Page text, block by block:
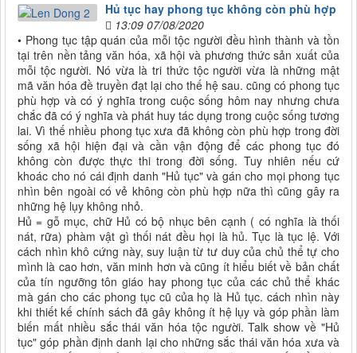
Hủ tục hay phong tục không còn phù hợp
13:09 07/08/2020
• Phong tục tập quán của mỗi tộc người đều hình thành và tồn
tại trên nền tảng văn hóa, xã hội và phương thức sản xuất của
mỗi tộc người. Nó vừa là tri thức tộc người vừa là những mật
mã văn hóa đề truyền đạt lại cho thế hệ sau. cũng có phong tục
phù hợp và có ý nghĩa trong cuộc sống hôm nay nhưng chưa
chắc đã có ý nghĩa và phát huy tác dụng trong cuộc sống tương
lai. Vì thế nhiều phong tục xưa đã không còn phù hợp trong đời
sống xã hội hiện đại và cần vận động để các phong tục đó
không còn được thực thi trong đời sống. Tuy nhiên nếu cứ
khoác cho nó cái định danh "Hủ tục" và gán cho mọi phong tục
nhìn bên ngoài có vẻ không còn phù hợp nữa thì cũng gây ra
những hệ lụy không nhỏ.
Hủ = gỗ mục, chữ Hủ có bộ nhục bên cạnh ( có nghĩa là thối
nát, rữa) phàm vật gì thối nát đều họi là hủ. Tục là tục lệ. Với
cách nhìn khô cứng này, suy luận từ tư duy của chủ thể tự cho
mình là cao hơn, văn minh hơn và cũng ít hiểu biết về bản chất
của tín ngưỡng tôn giáo hay phong tục của các chủ thể khác
mà gán cho các phong tục cũ của họ là Hủ tục. cách nhìn này
khi thiết kế chính sách đã gây không ít hệ lụy và góp phần làm
biến mất nhiều sắc thái văn hóa tộc người. Talk show về "Hủ
tục" góp phần định danh lại cho những sắc thái văn hóa xưa và